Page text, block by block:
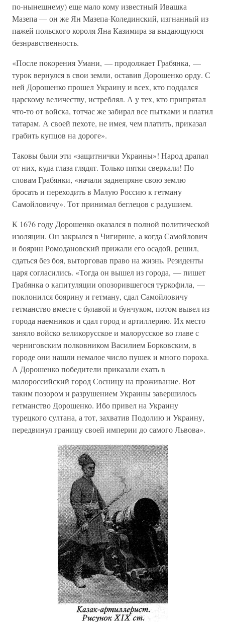
по-нынешнему) еще мало кому известный Ивашка
Мазепа — он же Ян Мазепа-Колединский, изгнанный из
пажей польского короля Яна Казимира за выдающуюся
безнравственность.
«После покорения Умани, — продолжает Грабянка, —
турок вернулся в свои земли, оставив Дорошенко орду. С
ней Дорошенко прошел Украину и всех, кто поддался
царскому величеству, истреблял. А у тех, кто припрятал
что-то от войска, тотчас же забирал все пытками и платил
татарам. А своей пехоте, не имея, чем платить, приказал
грабить купцов на дороге».
Таковы были эти «защитнички Украины»! Народ драпал
от них, куда глаза глядят. Только пятки сверкали! По
словам Грабянки, «начали заднепряне свою землю
бросать и переходить в Малую Россию к гетману
Самойловичу». Тот принимал беглецов с радушием.
К 1676 году Дорошенко оказался в полной политической
изоляции. Он закрылся в Чигирине, а когда Самойлович
и боярин Ромодановский прижали его осадой, решил,
сдаться без боя, выторговав право на жизнь. Резиденты
царя согласились. «Тогда он вышел из города, — пишет
Грабянка о капитуляции опозорившегося туркофила, —
поклонился боярину и гетману, сдал Самойловичу
гетманство вместе с булавой и бунчуком, потом вывел из
города наемников и сдал город и артиллерию. Их место
заняло войско великорусское и малорусское во главе с
черниговским полковником Василием Борковским, в
городе они нашли немалое число пушек и много пороха.
А Дорошенко победители приказали ехать в
малороссийский город Сосницу на проживание. Вот
таким позором и разрушением Украины завершилось
гетманство Дорошенко. Ибо привел на Украину
турецкого султана, а тот, захватив Подолию и Украину,
передвинул границу своей империи до самого Львова».